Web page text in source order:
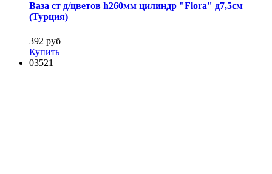
Ваза ст д/цветов h260мм цилиндр "Flora" д7,5см
(Турция)
392 руб
Купить
03521